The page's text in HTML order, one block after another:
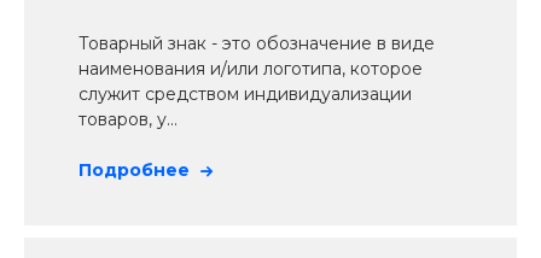
Товарный знак - это обозначение в виде
наименования и/или логотипа, которое
служит средством индивидуализации
товаров, у...
Подробнее